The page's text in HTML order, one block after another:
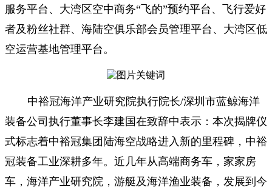
服务平台、大湾区空中商务“飞的”预约平台、飞行爱好
者及粉丝社群、海陆空俱乐部会员管理平台、大湾区低
空运营基地管理平台。
中裕冠海洋产业研究院执行院长/深圳市蓝鲸海洋
装备公司执行董事长李建国在致辞中表示：本次揭牌仪
式标志着中裕冠集团陆海空战略进入新的里程碑，中裕
冠装备工业深耕多年。近几年从高端商务车，家家房
车，海洋产业研究院，游艇及海洋渔业装备，发展到今